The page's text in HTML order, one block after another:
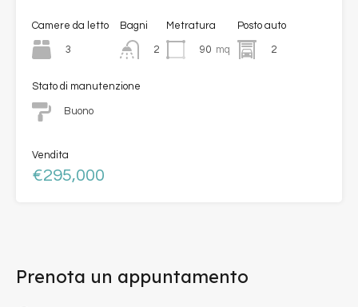
Camere da letto
3
Bagni
2
Metratura
90 mq
Posto auto
2
Stato di manutenzione
Buono
Vendita
€295,000
Prenota un appuntamento